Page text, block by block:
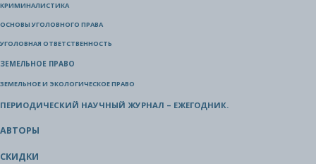
КРИМИНАЛИСТИКА
ОСНОВЫ УГОЛОВНОГО ПРАВА
УГОЛОВНАЯ ОТВЕТСТВЕННОСТЬ
ЗЕМЕЛЬНОЕ ПРАВО
ЗЕМЕЛЬНОЕ И ЭКОЛОГИЧЕСКОЕ ПРАВО
ПЕРИОДИЧЕСКИЙ НАУЧНЫЙ ЖУРНАЛ – ЕЖЕГОДНИК.
АВТОРЫ
СКИДКИ